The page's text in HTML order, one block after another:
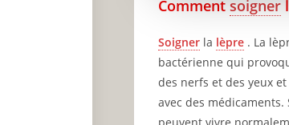
Comment soigner
Soigner la lèpre . La
bactérienne qui
des nerfs et des yeux
avec des